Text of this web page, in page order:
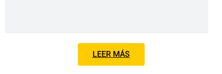
LEER MÁS